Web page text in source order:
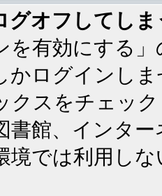
グオフしてし
を有効にする
かログインし
クスをチェッ
書館、インタ
境では利用し